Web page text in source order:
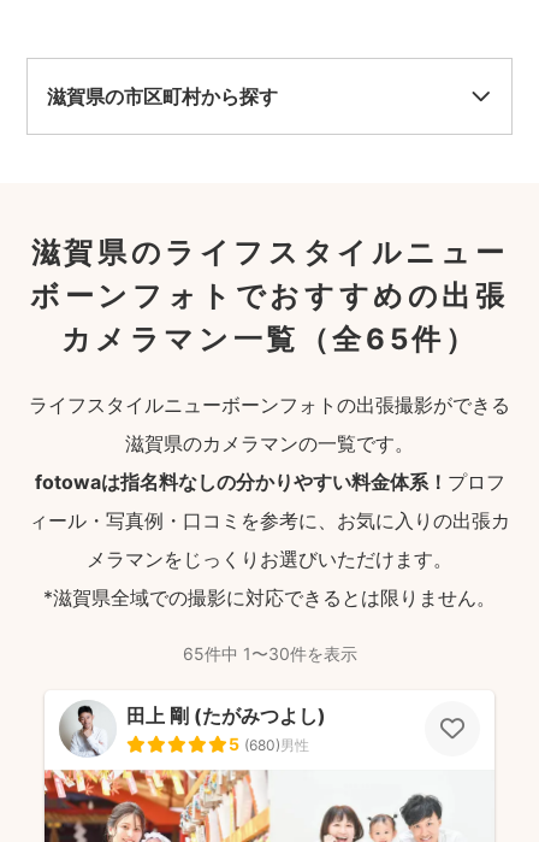
滋賀県の市区町村から探す
滋賀県のライフスタイルニュー
ボーンフォトでおすすめの出張
カメラマン一覧
（全65件）
ライフスタイルニューボーンフォトの出張撮影ができる
滋賀県のカメラマンの一覧です。
fotowaは指名料なしの分かりやすい料金体系！ プロフ
ィール・写真例・口コミを参考に、お気に入りの出張カ
メラマンをじっくりお選びいただけます。
*滋賀県全域での撮影に対応できるとは限りません。
65件中 1〜30件を表示
田上 剛 (たがみつよし)
5 (680)男性